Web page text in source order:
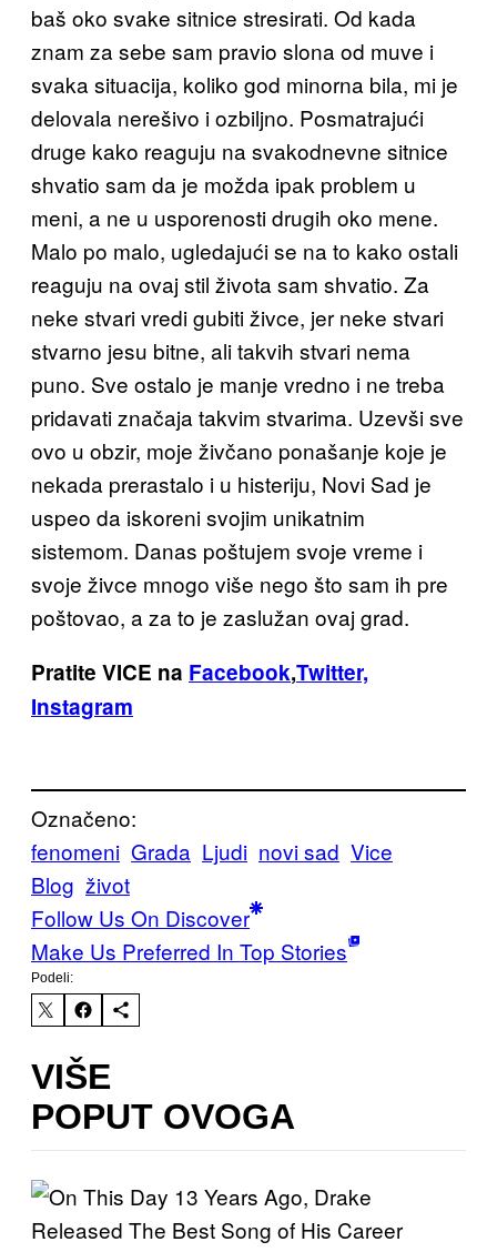
baš oko svake sitnice stresirati. Od kada
znam za sebe sam pravio slona od muve i
svaka situacija, koliko god minorna bila, mi je
delovala nerešivo i ozbiljno. Posmatrajući
druge kako reaguju na svakodnevne sitnice
shvatio sam da je možda ipak problem u
meni, a ne u usporenosti drugih oko mene.
Malo po malo, ugledajući se na to kako ostali
reaguju na ovaj stil života sam shvatio. Za
neke stvari vredi gubiti živce, jer neke stvari
stvarno jesu bitne, ali takvih stvari nema
puno. Sve ostalo je manje vredno i ne treba
pridavati značaja takvim stvarima. Uzevši sve
ovo u obzir, moje živčano ponašanje koje je
nekada prerastalo i u histeriju, Novi Sad je
uspeo da iskoreni svojim unikatnim
sistemom. Danas poštujem svoje vreme i
svoje živce mnogo više nego što sam ih pre
poštovao, a za to je zaslužan ovaj grad.
Pratite VICE na Facebook,Twitter,
Instagram
Označeno:
fenomeni Grada Ljudi novi sad Vice
Blog život
Follow Us On Discover
Make Us Preferred In Top Stories
Podeli:
VIŠE
POPUT OVOGA